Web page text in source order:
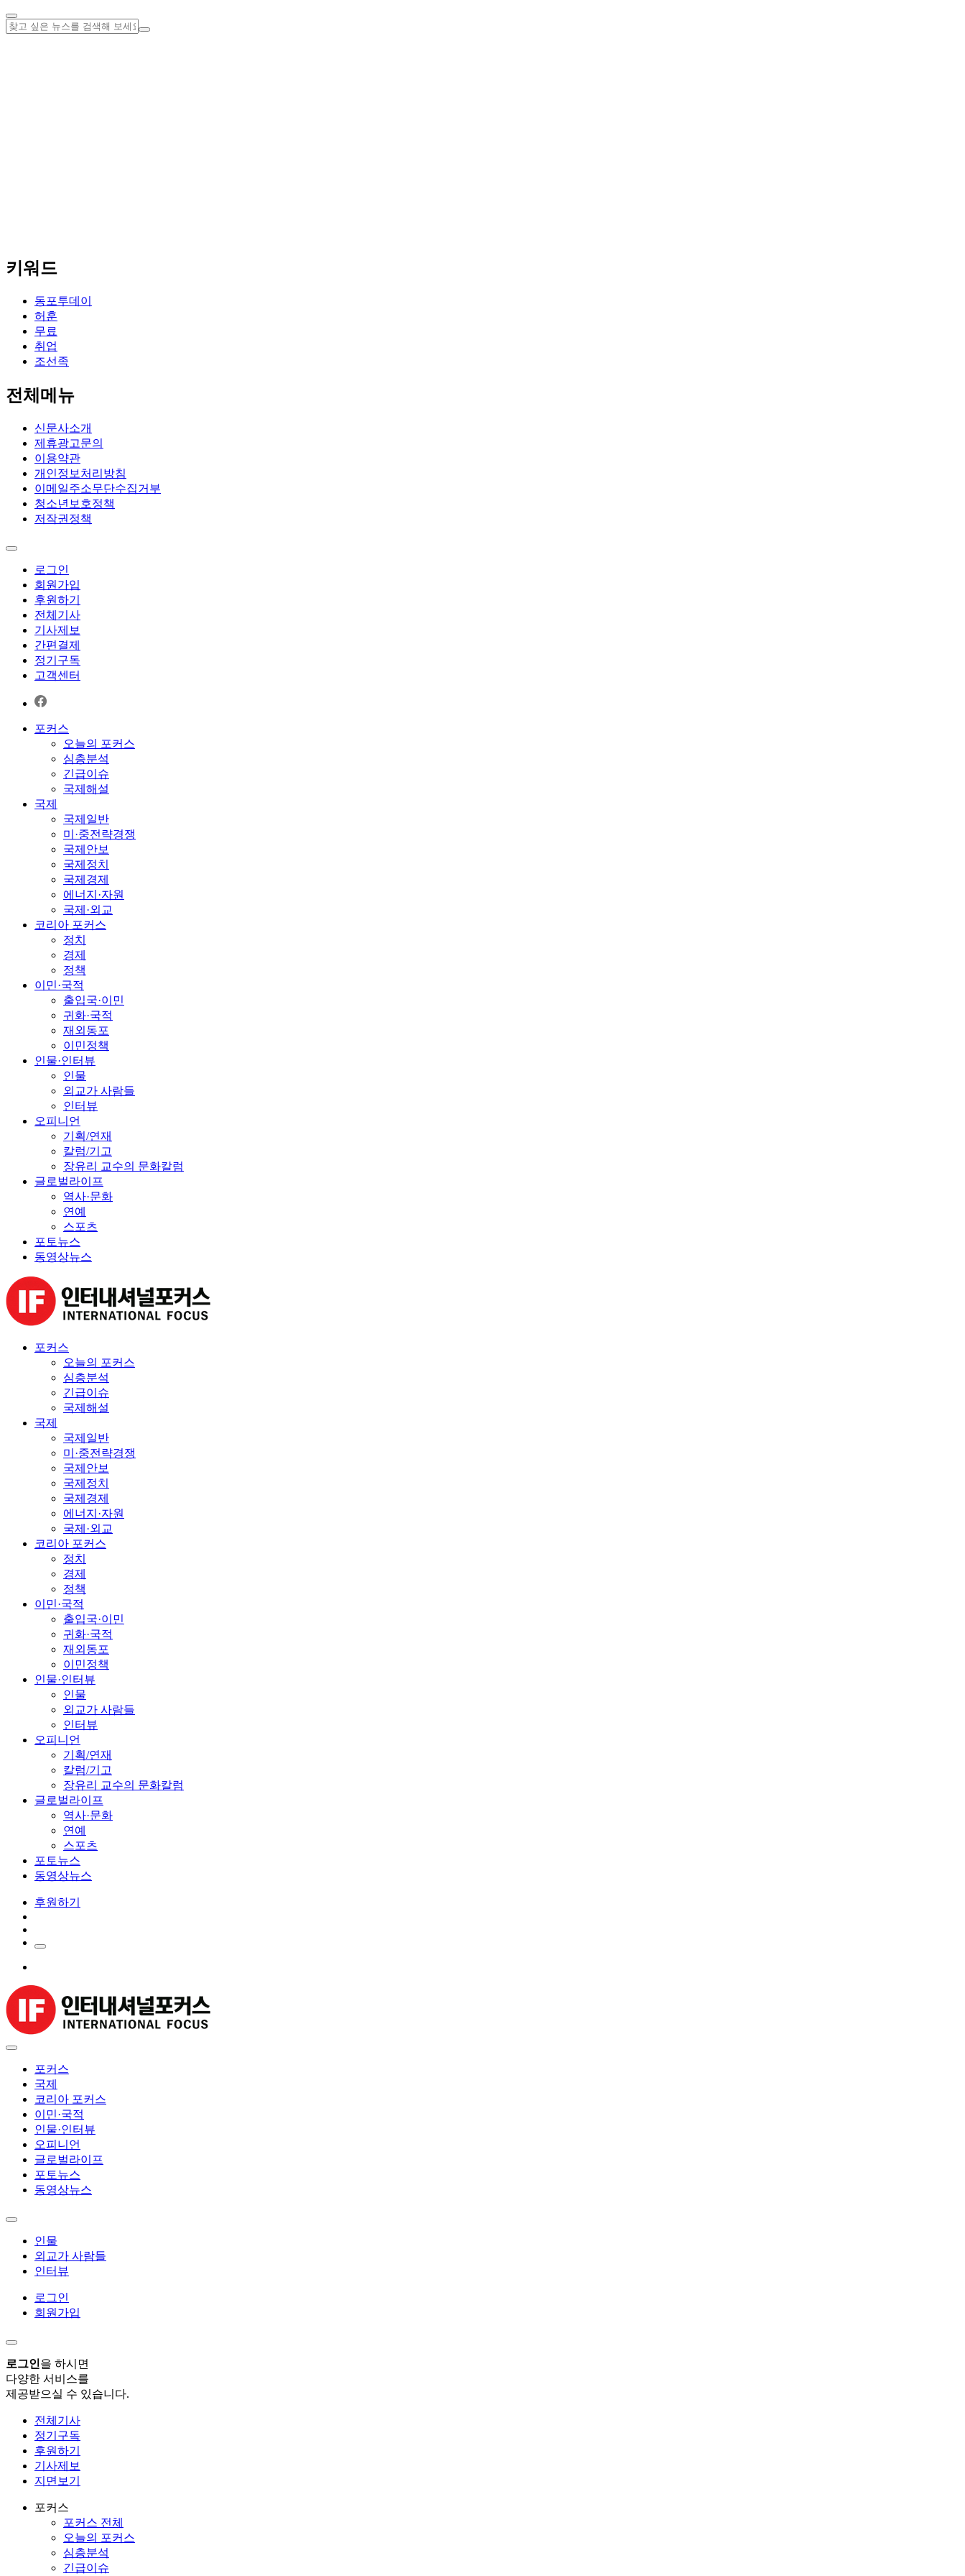
키워드
동포투데이
허훈
무료
취업
조선족
전체메뉴
신문사소개
제휴광고문의
이용약관
개인정보처리방침
이메일주소무단수집거부
청소년보호정책
저작권정책
로그인
회원가입
후원하기
전체기사
기사제보
간편결제
정기구독
고객센터
포커스
오늘의 포커스
심층분석
긴급이슈
국제해설
국제
국제일반
미·중전략경쟁
국제안보
국제정치
국제경제
에너지·자원
국제·외교
코리아 포커스
정치
경제
정책
이민·국적
출입국·이민
귀화·국적
재외동포
이민정책
인물·인터뷰
인물
외교가 사람들
인터뷰
오피니언
기획/연재
칼럼/기고
장유리 교수의 문화칼럼
글로벌라이프
역사·문화
연예
스포츠
포토뉴스
동영상뉴스
포커스
오늘의 포커스
심층분석
긴급이슈
국제해설
국제
국제일반
미·중전략경쟁
국제안보
국제정치
국제경제
에너지·자원
국제·외교
코리아 포커스
정치
경제
정책
이민·국적
출입국·이민
귀화·국적
재외동포
이민정책
인물·인터뷰
인물
외교가 사람들
인터뷰
오피니언
기획/연재
칼럼/기고
장유리 교수의 문화칼럼
글로벌라이프
역사·문화
연예
스포츠
포토뉴스
동영상뉴스
후원하기
포커스
국제
코리아 포커스
이민·국적
인물·인터뷰
오피니언
글로벌라이프
포토뉴스
동영상뉴스
인물
외교가 사람들
인터뷰
로그인
회원가입
로그인을 하시면
다양한 서비스를
제공받으실 수 있습니다.
전체기사
정기구독
후원하기
기사제보
지면보기
포커스
포커스 전체
오늘의 포커스
심층분석
긴급이슈